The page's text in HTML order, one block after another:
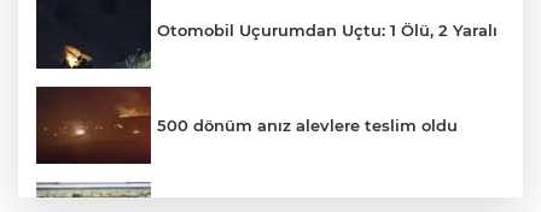
Otomobil Uçurumdan Uçtu: 1 Ölü, 2 Yaralı
500 dönüm anız alevlere teslim oldu